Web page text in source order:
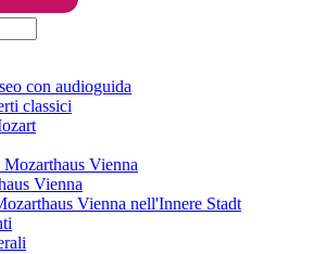
con audioguida
classici
Vienna
Vienna
Vienna nell'Innere Stadt